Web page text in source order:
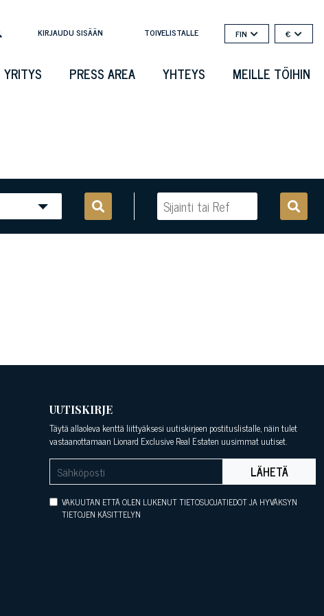
KIRJAUDU SISÄÄN TOIVELISTALLE FIN €
YRITYS PRESS AREA YHTEYS MEILLE TÖIHIN
UUTISKIRJE
Täytä allaoleva kenttä liittyäksesi uutiskirjeen postituslistalle, näin tulet
vastaanottamaan Lionard Exclusive Real Estaten uusimmat uutiset.
LÄHETÄ
VAKUUTAN ETTÄ OLEN LUKENUT TIETOSUOJATIEDOT JA HYVÄKSYN
TIETOJEN KÄSITTELYN